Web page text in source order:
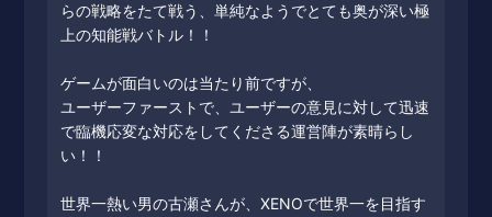
らの戦略をたて戦う、単純なようでとても奥が深い極
上の知能戦バトル！！
ゲームが面白いのは当たり前ですが、
ユーザーファーストで、ユーザーの意見に対して迅速
で臨機応変な対応をしてくださる運営陣が素晴らし
い！！
世界一熱い男の古瀬さんが、XENOで世界一を目指す